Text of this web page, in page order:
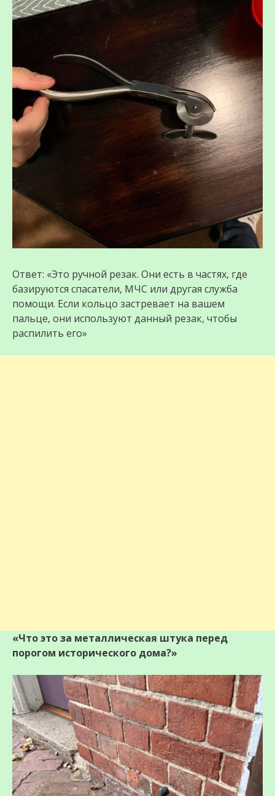
Ответ: «Это ручной резак. Они есть в частях, где
базируются спасатели, МЧС или другая служба
помощи. Если кольцо застревает на вашем
пальце, они используют данный резак, чтобы
распилить его»
«Что это за металлическая штука перед
порогом исторического дома?»